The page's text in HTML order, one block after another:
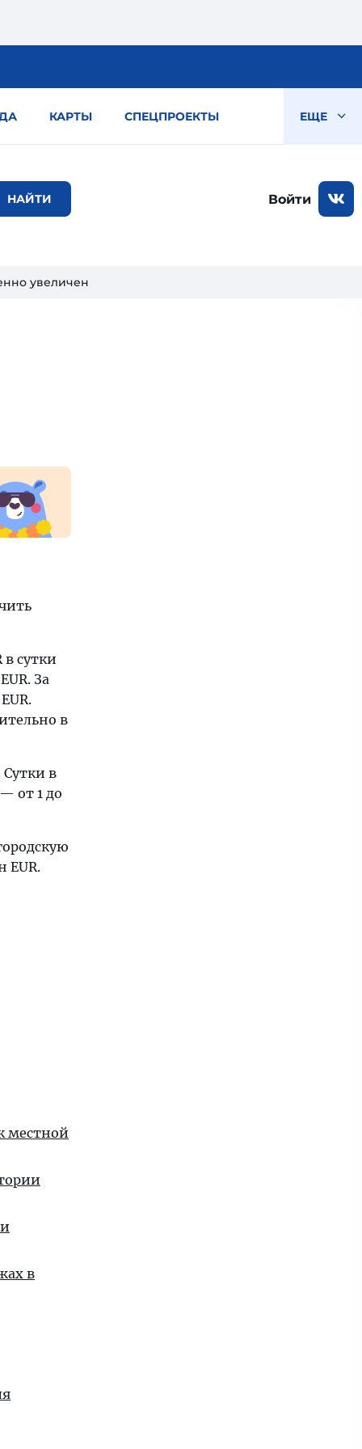
КАРТЫ СПЕЦПРОЕКТЫ ЕЩЕ
Войти
увеличен
сутки
За
в
Сутки в
от 1 до
EUR.
местной
в